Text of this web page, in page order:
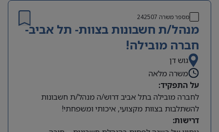
מספר משרה 242507
מנהל/ת חשבונות בצוות- תל אביב-
חברה מובילה!
גוש דן
משרה מלאה
על התפקיד:
לחברה מובילה בתל אביב דרוש/ה מנהל/ת חשבונות
להשתלבות בצוות מקצועי, איכותי ומשפחתי!
דרישות: